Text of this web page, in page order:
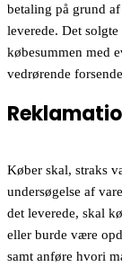
betaling på grund
leverede. Det
købesummen med
vedrørende
Køber skal, straks
undersøgelse af
det leverede, skal
eller burde være
samt anføre hvori